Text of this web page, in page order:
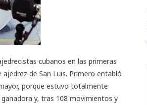
cubanos en las primeras
ajedrez de San Luis. Primero entabló
porque estuvo totalmente
y, tras 108 movimientos y